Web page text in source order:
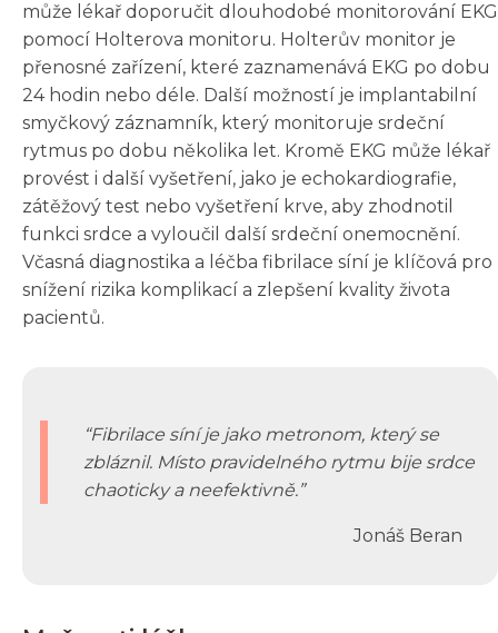
může lékař doporučit dlouhodobé monitorování EKG
pomocí Holterova monitoru. Holterův monitor je
přenosné zařízení, které zaznamenává EKG po dobu
24 hodin nebo déle. Další možností je implantabilní
smyčkový záznamník, který monitoruje srdeční
rytmus po dobu několika let. Kromě EKG může lékař
provést i další vyšetření, jako je echokardiografie,
zátěžový test nebo vyšetření krve, aby zhodnotil
funkci srdce a vyloučil další srdeční onemocnění.
Včasná diagnostika a léčba fibrilace síní je klíčová pro
snížení rizika komplikací a zlepšení kvality života
pacientů.
Fibrilace síní je jako metronom, který se
zbláznil. Místo pravidelného rytmu bije srdce
chaoticky a neefektivně.
Jonáš Beran